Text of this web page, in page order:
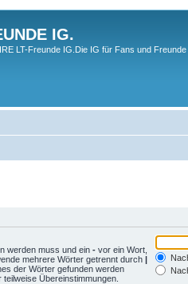
IG.
LT-Freunde IG.Die IG für Fans und
werden muss und ein - vor ein Wort,
mehrere Wörter getrennt durch |
der Wörter gefunden werden
Übereinstimmungen.